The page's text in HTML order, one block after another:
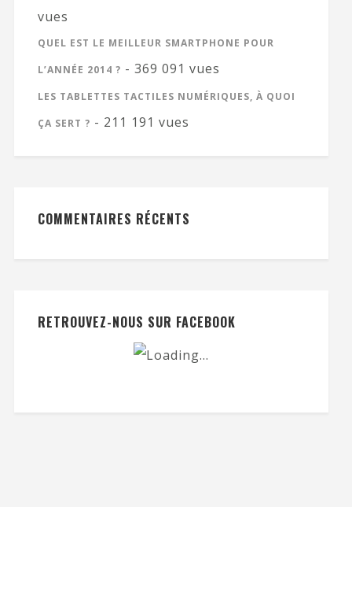
vues
QUEL EST LE MEILLEUR SMARTPHONE POUR
L’ANNÉE 2014 ? - 369 091 vues
LES TABLETTES TACTILES NUMÉRIQUES, À QUOI
ÇA SERT ? - 211 191 vues
COMMENTAIRES RÉCENTS
RETROUVEZ-NOUS SUR FACEBOOK